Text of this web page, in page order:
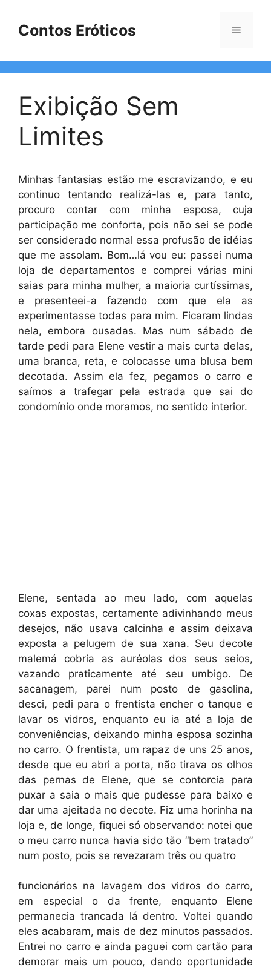
Contos Eróticos Menu
Exibição Sem
Limites
Minhas fantasias estão me escravizando, e eu
continuo tentando realizá-las e, para tanto,
procuro contar com minha esposa, cuja
participação me conforta, pois não sei se pode
ser considerado normal essa profusão de idéias
que me assolam. Bom…lá vou eu: passei numa
loja de departamentos e comprei várias mini
saias para minha mulher, a maioria curtíssimas,
e presenteei-a fazendo com que ela as
experimentasse todas para mim. Ficaram lindas
nela, embora ousadas. Mas num sábado de
tarde pedi para Elene vestir a mais curta delas,
uma branca, reta, e colocasse uma blusa bem
decotada. Assim ela fez, pegamos o carro e
saímos a trafegar pela estrada que sai do
condomínio onde moramos, no sentido interior.
Elene, sentada ao meu lado, com aquelas
coxas expostas, certamente adivinhando meus
desejos, não usava calcinha e assim deixava
exposta a pelugem de sua xana. Seu decote
malemá cobria as auréolas dos seus seios,
vazando praticamente até seu umbigo. De
sacanagem, parei num posto de gasolina,
desci, pedi para o frentista encher o tanque e
lavar os vidros, enquanto eu ia até a loja de
conveniências, deixando minha esposa sozinha
no carro. O frentista, um rapaz de uns 25 anos,
desde que eu abri a porta, não tirava os olhos
das pernas de Elene, que se contorcia para
puxar a saia o mais que pudesse para baixo e
dar uma ajeitada no decote. Fiz uma horinha na
loja e, de longe, fiquei só observando: notei que
o meu carro nunca havia sido tão “bem tratado”
num posto, pois se revezaram três ou quatro
funcionários na lavagem dos vidros do carro,
em especial o da frente, enquanto Elene
permanecia trancada lá dentro. Voltei quando
eles acabaram, mais de dez minutos passados.
Entrei no carro e ainda paguei com cartão para
demorar mais um pouco, dando oportunidade